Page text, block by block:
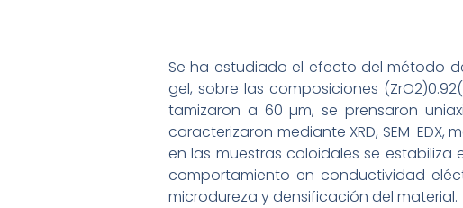
Se ha estudiado el efecto del método
gel, sobre las composiciones
tamizaron a 60 µm, se prensaron
caracterizaron mediante XRD, SEM-
en las muestras coloidales se
comportamiento en conductividad
microdureza y densificación del material.